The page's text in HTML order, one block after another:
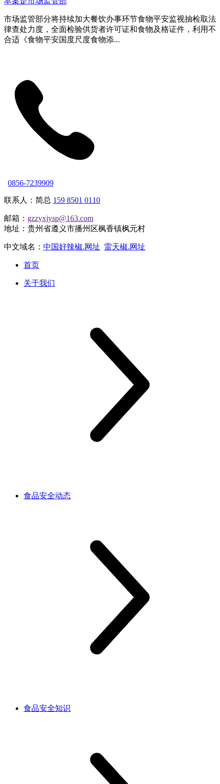
市场监管部分将持续加大餐饮办事环节食物平安监视抽检取法
律查处力度，全面检验供货者许可证和食物及格证件，利用不
合适《食物平安国度尺度食物添...
0856-7239909
联系人：简总 159 8501 0110
邮箱： gzzyxjysp@163.com
地址：贵州省遵义市播州区枫香镇枫元村
中文域名： 中国好辣椒.网址 雷天椒.网址
首页
关于我们
食品安全动态
食品安全知识